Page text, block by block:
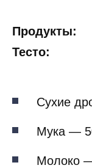
Продукты:
Тесто:
Сухие
Мука —
Молоко